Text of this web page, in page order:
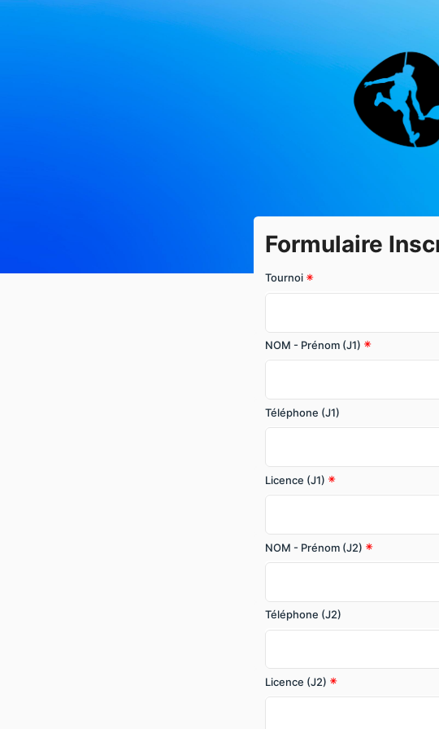
Formulaire
Tournoi
NOM - Prénom (J1)
Téléphone (J1)
Licence (J1)
NOM - Prénom (J2)
Téléphone (J2)
Licence (J2)